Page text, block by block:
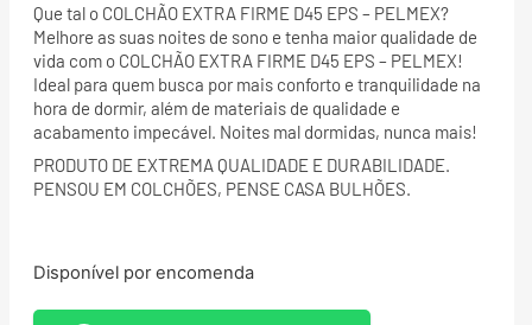
Que tal o COLCHÃO EXTRA FIRME D45 EPS – PELMEX?
Melhore as suas noites de sono e tenha maior qualidade de
vida com o COLCHÃO EXTRA FIRME D45 EPS – PELMEX!
Ideal para quem busca por mais conforto e tranquilidade na
hora de dormir, além de materiais de qualidade e
acabamento impecável. Noites mal dormidas, nunca mais!
PRODUTO DE EXTREMA QUALIDADE E DURABILIDADE.
PENSOU EM COLCHÕES, PENSE CASA BULHÕES.
Disponível por encomenda